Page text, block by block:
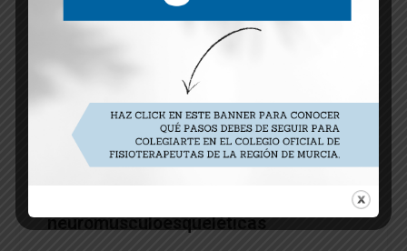
Máster en osteopatía en las
neuromusculoesqueléticas